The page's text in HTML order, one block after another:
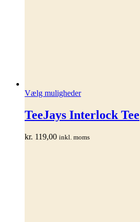
Vælg mulighederDette
har
flere
Mulighederne
TeeJays Interlock Tee
kr. 119,00 inkl. moms